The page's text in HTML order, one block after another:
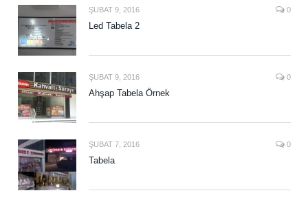
ŞUBAT 9, 2016 0
Led Tabela 2
ŞUBAT 9, 2016 0
Ahşap Tabela Örnek
ŞUBAT 7, 2016 0
Tabela